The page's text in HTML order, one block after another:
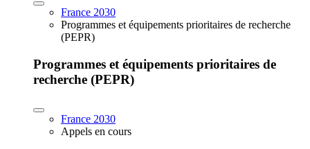
France 2030
Programmes et équipements prioritaires de recherche
(PEPR)
Programmes et équipements prioritaires de
recherche (PEPR)
France 2030
Appels en cours